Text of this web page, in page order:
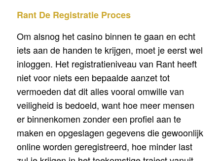
RantDe Registratie Proces
Om alsnog het casino binnen te gaan en echt
iets aan de handen te krijgen, moet je eerst wel
inloggen. Het registratieniveau van Rant heeft
niet voor niets een bepaalde aanzet tot
vermoeden dat dit alles vooral omwille van
veiligheid is bedoeld, want hoe meer mensen
er binnenkomen zonder een profiel aan te
maken en opgeslagen gegevens die gewoonlijk
online worden geregistreerd, hoe minder last